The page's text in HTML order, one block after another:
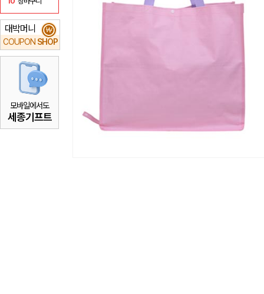
대박머니
COUPON SHOP
₩
모바일에서도
세종기프트